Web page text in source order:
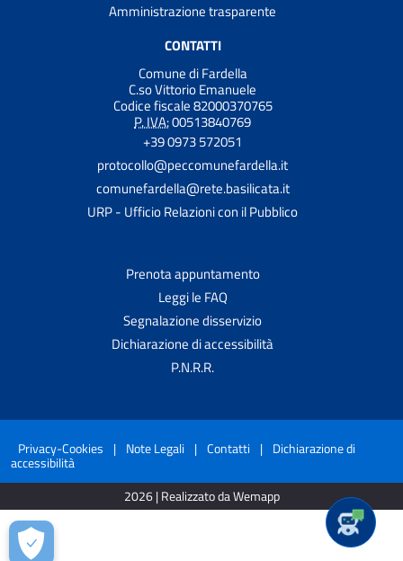
Amministrazione trasparente
CONTATTI
Comune di Fardella
C.so Vittorio Emanuele
Codice fiscale 82000370765
P. IVA:00513840769
+39 0973 572051
protocollo@peccomunefardella.it
comunefardella@rete.basilicata.it
URP - Ufficio Relazioni con il Pubblico
Prenota appuntamento
Leggi le FAQ
Segnalazione disservizio
Dichiarazione di accessibilità
P.N.R.R.
Privacy-Cookies | Note Legali | Contatti | Dichiarazione di
accessibilità
2026 | Realizzato da Wemapp